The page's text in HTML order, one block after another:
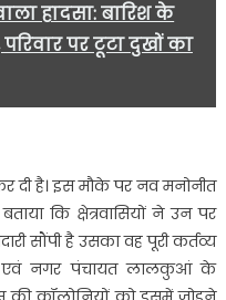
हादसा: बारिश के
पर टूटा दुखों का
दी है। इस मौके पर नव मनोनीत
कि क्षेत्रवासियों ने उन पर
सौंपी है उसका वह पूरी कर्तव्य
एवं नगर पंचायत लालकुआं के